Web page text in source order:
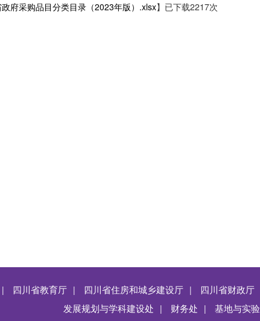
府采购品目分类目录（2023年版）.xlsx】已下载2217次
| 四川省教育厅 | 四川省住房和城乡建设厅 | 四川省财政厅
发展规划与学科建设处 | 财务处 | 基地与实